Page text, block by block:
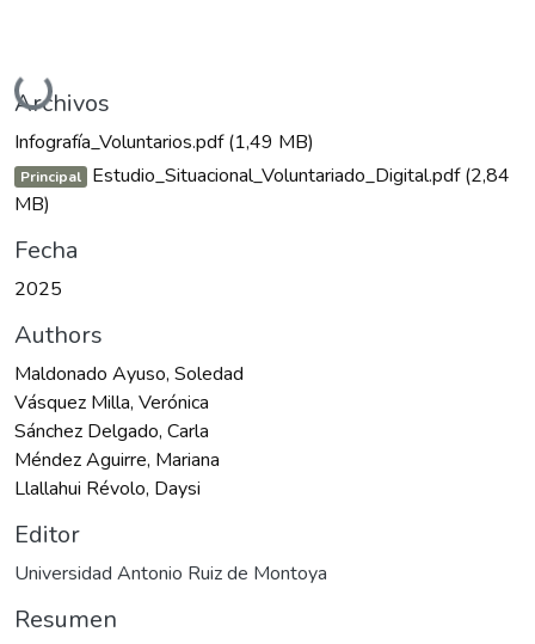
Cargando...
Archivos
Infografía_Voluntarios.pdf(1,49 MB)
Principal Estudio_Situacional_Voluntariado_Digital.pdf(2,84
MB)
Fecha
2025
Authors
Maldonado Ayuso, Soledad
Vásquez Milla, Verónica
Sánchez Delgado, Carla
Méndez Aguirre, Mariana
Llallahui Révolo, Daysi
Editor
Universidad Antonio Ruiz de Montoya
Resumen